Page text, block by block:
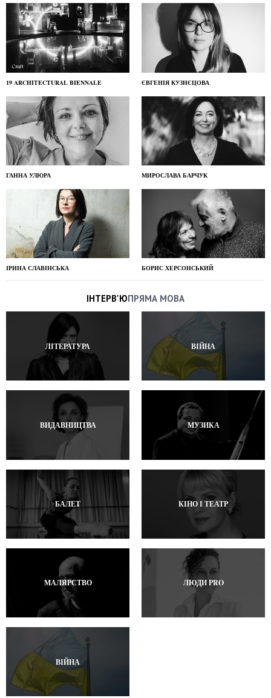
19 ARCHITECTURAL BIENNALE ЄВГЕНІЯ КУЗНЄЦОВА
ГАННА УЛЮРА МИРОСЛАВА БАРЧУК
ІРИНА СЛАВІНСЬКА БОРИС ХЕРСОНСЬКИЙ
ІНТЕРВ'ЮПРЯМА МОВА
ЛІТЕРАТУРА ВІЙНА
ВИДАВНИЦТВА МУЗИКА
БАЛЕТ КІНО І ТЕАТР
МАЛЯРСТВО ЛЮДИ PRO
ВІЙНА